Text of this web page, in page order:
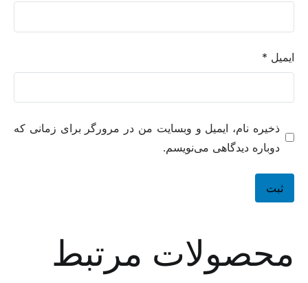
ایمیل *
ذخیره نام، ایمیل و وبسایت من در مرورگر برای زمانی که
دوباره دیدگاهی می‌نویسم.
محصولات مرتبط